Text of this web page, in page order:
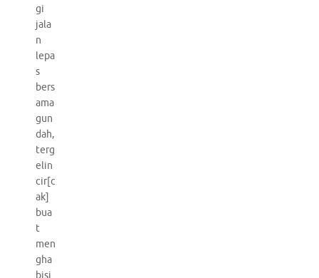
gi
jala
n
lepa
s
bers
ama
gun
dah,
terg
elin
cir[c
ak]
bua
t
men
gha
bisi